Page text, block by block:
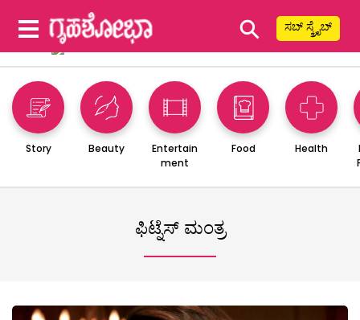
⚲ ಸಬ್ ಸ್ಕ್ರೈಬ್
Story Beauty
Entertain
ment
Food Health
ಫಿಟ್ನೆಸ್ ಮಂತ್ರ